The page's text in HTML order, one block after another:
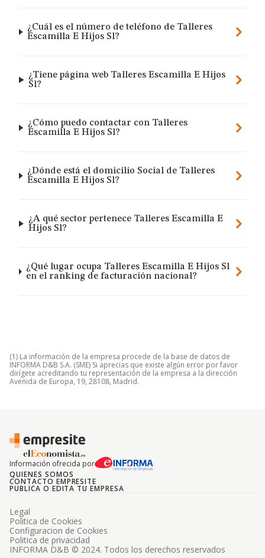
¿Cuál es el número de teléfono de Talleres
Escamilla E Hijos Sl?
¿Tiene página web Talleres Escamilla E Hijos
Sl?
¿Cómo puedo contactar con Talleres
Escamilla E Hijos Sl?
¿Dónde está el domicilio Social de Talleres
Escamilla E Hijos Sl?
¿A qué sector pertenece Talleres Escamilla E
Hijos Sl?
¿Qué lugar ocupa Talleres Escamilla E Hijos Sl
en el ranking de facturación nacional?
(1) La información de la empresa procede de la base de datos de
INFORMA D&B S.A. (SME) Si aprecias que existe algún error por favor
dirígete acreditando tu representación de la empresa a la dirección
Avenida de Europa, 19, 28108, Madrid.
Información ofrecida por
QUIENES SOMOS
CONTACTO EMPRESITE
PUBLICA O EDITA TU EMPRESA
INFORMA D&B © 2024. Todos los derechos reservados
Legal
Politica de Cookies
Configuracion de Cookies
Politica de privacidad